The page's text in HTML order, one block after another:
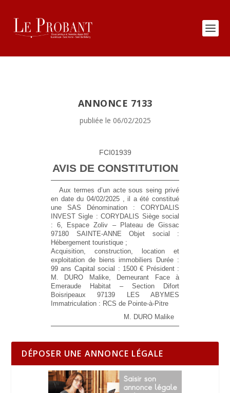
ANNONCE 7133
publiée le 06/02/2025
FCI01939
AVIS DE CONSTITUTION
Aux termes d’un acte sous seing privé
en date du 04/02/2025 , il a été constitué
une SAS Dénomination : CORYDALIS
INVEST Sigle :CORYDALIS Siège social
:6, Espace Zoliv – Plateau de Gissac
97180 SAINTE-ANNE Objet social :
Hébergement touristique ;
Acquisition, construction, location et
exploitation de biens immobiliers Durée :
99 ans Capital social : 1500 € Président :
M. DURO Malike, Demeurant Face à
Emeraude Habitat – Section Difort
Boisripeaux 97139 LES ABYMES
Immatriculation : RCS de Pointe-à-Pitre
M. DURO Malike
DÉPOSER UNE ANNONCE LÉGALE